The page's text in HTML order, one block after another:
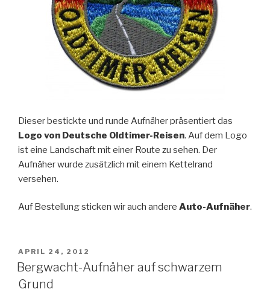
Dieser bestickte und runde Aufnäher präsentiert das
Logo von Deutsche Oldtimer-Reisen. Auf dem Logo
ist eine Landschaft mit einer Route zu sehen. Der
Aufnäher wurde zusätzlich mit einem Kettelrand
versehen.
Auf Bestellung sticken wir auch andere Auto-Aufnäher.
POSTED
ON
APRIL 24, 2012
Bergwacht-Aufnäher auf schwarzem
Grund